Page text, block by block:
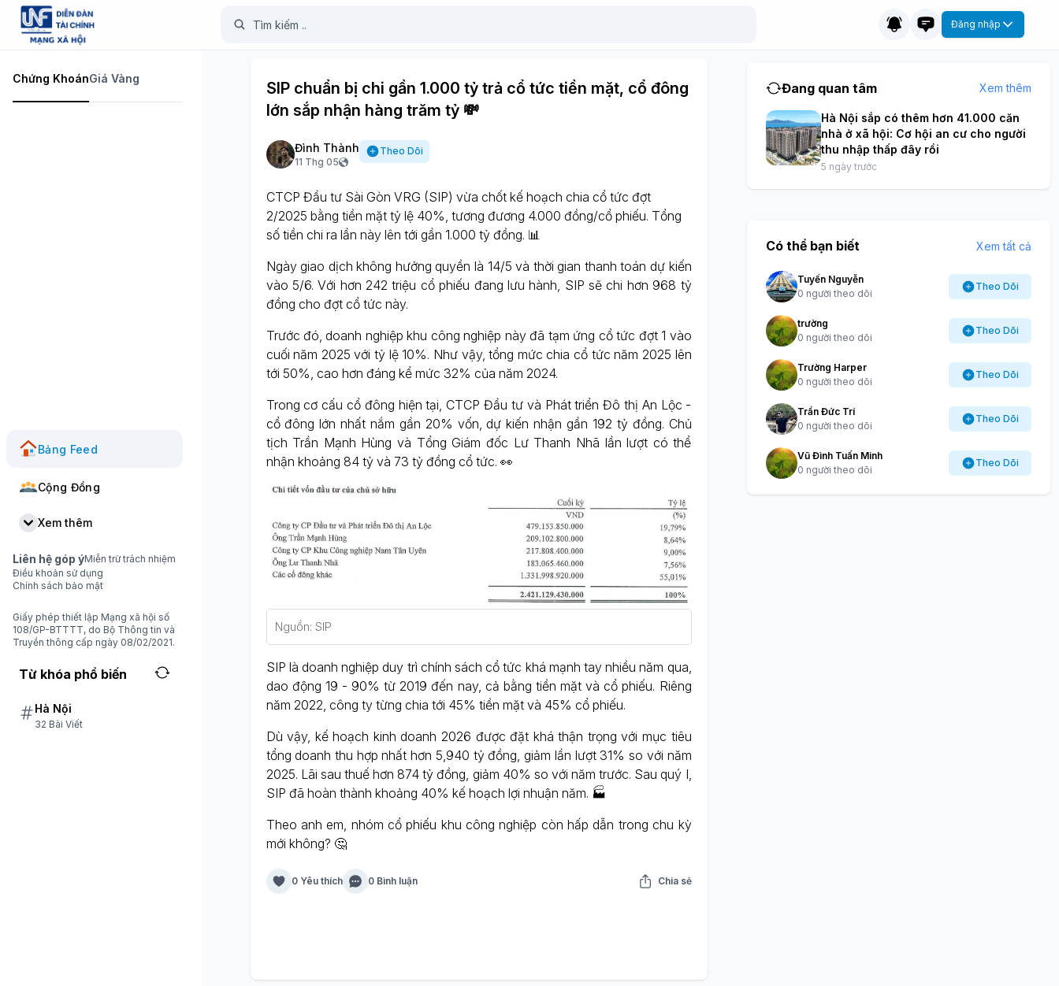
Đăng nhập
Chứng KhoánGiá Vàng
Bảng Feed
Cộng Đồng
Xem thêm
Liên hệ góp ýMiễn trừ trách nhiệm
Điều khoản sử dụng
Chính sách bảo mật
Giấy phép thiết lập Mạng xã hội số
108/GP-BTTTT, do Bộ Thông tin và
Truyền thông cấp ngày 08/02/2021.
Từ khóa phổ biến
Hà Nội
32 Bài Viết
SIP chuẩn bị chi gần 1.000 tỷ trả cổ tức tiền mặt, cổ đông
lớn sắp nhận hàng trăm tỷ 💸
Đình Thành
11 Thg 05
Theo Dõi
CTCP Đầu tư Sài Gòn VRG (SIP) vừa chốt kế hoạch chia cổ tức đợt
2/2025 bằng tiền mặt tỷ lệ 40%, tương đương 4.000 đồng/cổ phiếu. Tổng
số tiền chi ra lần này lên tới gần 1.000 tỷ đồng. 📊
Ngày giao dịch không hưởng quyền là 14/5 và thời gian thanh toán dự kiến
vào 5/6. Với hơn 242 triệu cổ phiếu đang lưu hành, SIP sẽ chi hơn 968 tỷ
đồng cho đợt cổ tức này.
Trước đó, doanh nghiệp khu công nghiệp này đã tạm ứng cổ tức đợt 1 vào
cuối năm 2025 với tỷ lệ 10%. Như vậy, tổng mức chia cổ tức năm 2025 lên
tới 50%, cao hơn đáng kể mức 32% của năm 2024.
Trong cơ cấu cổ đông hiện tại, CTCP Đầu tư và Phát triển Đô thị An Lộc -
cổ đông lớn nhất nắm gần 20% vốn, dự kiến nhận gần 192 tỷ đồng. Chủ
tịch Trần Mạnh Hùng và Tổng Giám đốc Lư Thanh Nhã lần lượt có thể
nhận khoảng 84 tỷ và 73 tỷ đồng cổ tức. 👀
Nguồn: SIP
SIP là doanh nghiệp duy trì chính sách cổ tức khá mạnh tay nhiều năm qua,
dao động 19 - 90% từ 2019 đến nay, cả bằng tiền mặt và cổ phiếu. Riêng
năm 2022, công ty từng chia tới 45% tiền mặt và 45% cổ phiếu.
Dù vậy, kế hoạch kinh doanh 2026 được đặt khá thận trọng với mục tiêu
tổng doanh thu hợp nhất hơn 5,940 tỷ đồng, giảm lần lượt 31% so với năm
2025. Lãi sau thuế hơn 874 tỷ đồng, giảm 40% so với năm trước. Sau quý I,
SIP đã hoàn thành khoảng 40% kế hoạch lợi nhuận năm. 🏭
Theo anh em, nhóm cổ phiếu khu công nghiệp còn hấp dẫn trong chu kỳ
mới không? 🤔
0 Yêu thích 0 Bình luận Chia sẻ
Đang quan tâm Xem thêm
Hà Nội sắp có thêm hơn 41.000 căn
nhà ở xã hội: Cơ hội an cư cho người
thu nhập thấp đây rồi
5 ngày trước
Có thể bạn biết Xem tất cả
Tuyến Nguyễn
0 người theo dõi
Theo Dõi
trường
0 người theo dõi
Theo Dõi
Trường Harper
0 người theo dõi
Theo Dõi
Trần Đức Trí
0 người theo dõi
Theo Dõi
Vũ Đình Tuấn Minh
0 người theo dõi
Theo Dõi